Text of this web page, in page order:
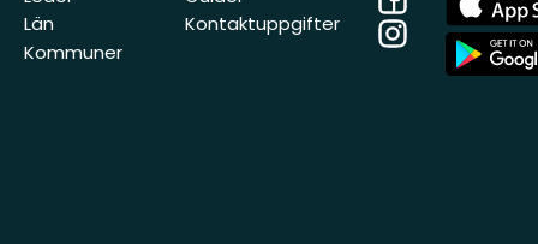
Län
Kommuner
Kontaktuppgifter
InstagramStore
App
Store